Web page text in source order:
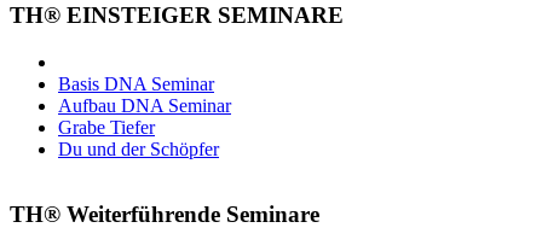
TH® EINSTEIGER SEMINARE
Basis DNA Seminar
Aufbau DNA Seminar
Grabe Tiefer
Du und der Schöpfer
TH® Weiterführende Seminare